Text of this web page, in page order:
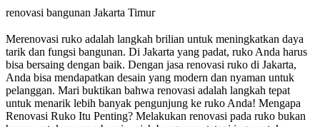
renovasi bangunan Jakarta Timur
Merenovasi ruko adalah langkah brilian untuk meningkatkan daya
tarik dan fungsi bangunan. Di Jakarta yang padat, ruko Anda harus
bisa bersaing dengan baik. Dengan jasa renovasi ruko di Jakarta,
Anda bisa mendapatkan desain yang modern dan nyaman untuk
pelanggan. Mari buktikan bahwa renovasi adalah langkah tepat
untuk menarik lebih banyak pengunjung ke ruko Anda! Mengapa
Renovasi Ruko Itu Penting? Melakukan renovasi pada ruko bukan